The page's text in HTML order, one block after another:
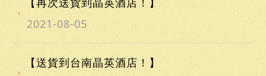
2021-08-05
【送貨到台南晶英酒店！】